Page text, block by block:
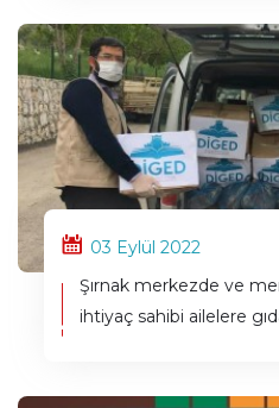
03 Eylül 2022
Şırnak merkezde ve
ihtiyaç sahibi ailelere